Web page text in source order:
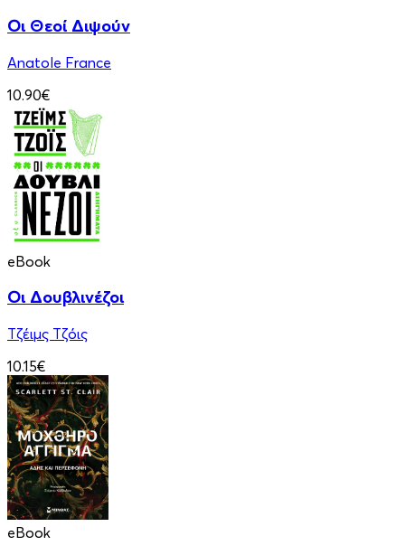
Οι Θεοί Διψούν
Anatole France
10.90€
eBook
Οι Δουβλινέζοι
Τζέιμς Τζόις
10.15€
eBook